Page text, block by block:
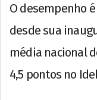
O desempenho
desde sua
média nacional
4,5 pontos no